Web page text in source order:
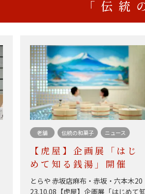
「伝統
老舗 伝統の和菓子 ニュース
【虎屋】企画展「はじ
めて知る銭湯」開催
とらや 赤坂店麻布・赤坂・六本木20
23.10.08【虎屋】企画展「はじめて